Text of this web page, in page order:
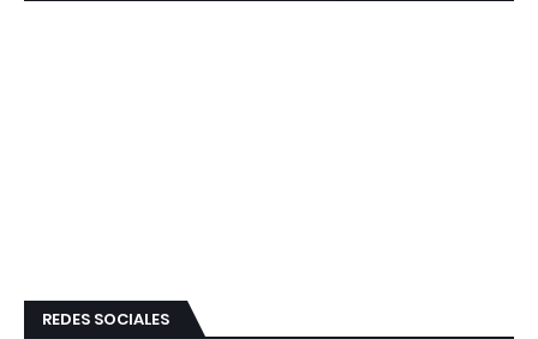
REDES SOCIALES